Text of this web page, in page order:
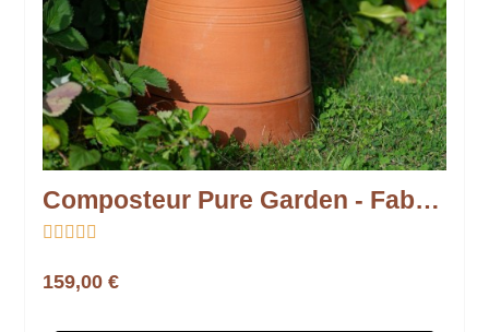
Composteur Pure Garden - Fabrication française
    
159,00 €